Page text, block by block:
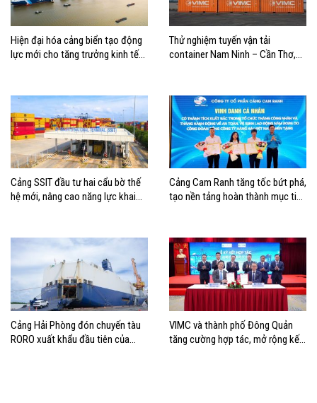
Hiện đại hóa cảng biển tạo động
lực mới cho tăng trưởng kinh tế
Thử nghiệm tuyến vận tải
container Nam Ninh – Cần Thơ,
Cảng SSIT đầu tư hai cẩu bờ thế
hệ mới, nâng cao năng lực khai
Cảng Cam Ranh tăng tốc bứt phá,
tạo nền tảng hoàn thành mục tiêu
Cảng Hải Phòng đón chuyến tàu
RORO xuất khẩu đầu tiên của
VIMC và thành phố Đông Quản
tăng cường hợp tác, mở rộng kết